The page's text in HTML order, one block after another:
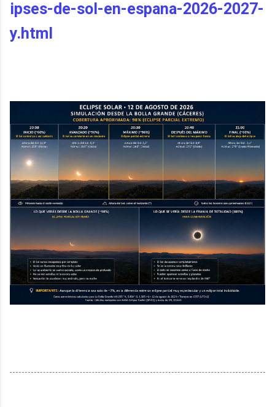
ipses-de-sol-en-espana-2026-2027-
y.html